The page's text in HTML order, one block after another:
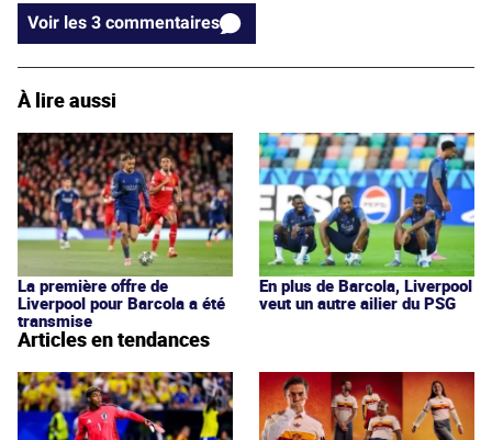
Voir les 3 commentaires
À lire aussi
La première offre de
Liverpool pour Barcola a été
transmise
En plus de Barcola, Liverpool
veut un autre ailier du PSG
Articles en tendances